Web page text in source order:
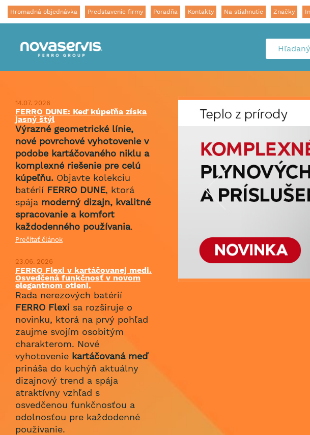
Hromadná objednávka Predstavenie firmy Poradňa Kontakty Na stiahnutie Značky
14.07. 2026
FERRO DUNE: Keď kúpeľňa získa
jasný štýl
Výrazné geometrické línie,
nové povrchové vyhotovenie v
podobe kartáčovaného niklu a
komplexné riešenie pre celú
kúpeľňu. Objavte kolekciu
batérií FERRO DUNE, ktorá
spája moderný dizajn, kvalitné
spracovanie a komfort
každodenného používania.
Prečítať článok
23.06. 2026
FERRO Flexi v kartáčovanej medi.
Osvedčená funkčnosť v novom
elegantnom otieni.
Rada nerezových batérií
FERRO Flexi sa rozširuje o
novinku, ktorá na prvý pohľad
zaujme svojím osobitým
charakterom. Nové
vyhotovenie kartáčovaná meď
prináša do kuchýň aktuálny
dizajnový trend a spája
atraktívny vzhľad s
osvedčenou funkčnosťou a
odolnosťou pre každodenné
používanie.